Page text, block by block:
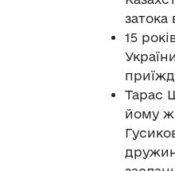
затока
15
Тарас
йому